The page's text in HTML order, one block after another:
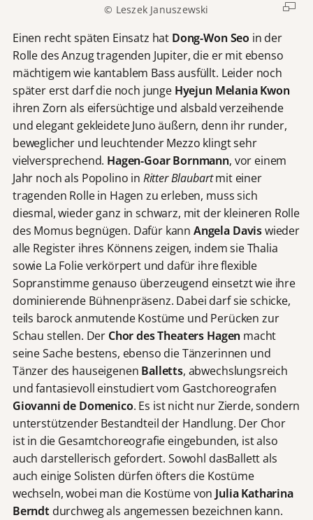
© Leszek Januszewski
Einen recht späten Einsatz hat Dong-Won Seo in der
Rolle des Anzug tragenden Jupiter, die er mit ebenso
mächtigem wie kantablem Bass ausfüllt. Leider noch
später erst darf die noch junge Hyejun Melania Kwon
ihren Zorn als eifersüchtige und alsbald verzeihende
und elegant gekleidete Juno äußern, denn ihr runder,
beweglicher und leuchtender Mezzo klingt sehr
vielversprechend. Hagen-Goar Bornmann, vor einem
Jahr noch als Popolino in Ritter Blaubartmit einer
tragenden Rolle in Hagen zu erleben, muss sich
diesmal, wieder ganz in schwarz, mit der kleineren Rolle
des Momus begnügen. Dafür kann Angela Daviswieder
alle Register ihres Könnens zeigen, indem sie Thalia
sowie La Folie verkörpert und dafür ihre flexible
Sopranstimme genauso überzeugend einsetzt wie ihre
dominierende Bühnenpräsenz. Dabei darf sie schicke,
teils barock anmutende Kostüme und Perücken zur
Schau stellen. Der Chor des Theaters Hagen macht
seine Sache bestens, ebenso die Tänzerinnen und
Tänzer des hauseigenen Balletts, abwechslungsreich
und fantasievoll einstudiert vom Gastchoreografen
Giovanni de Domenico. Es ist nicht nur Zierde, sondern
unterstützender Bestandteil der Handlung. Der Chor
ist in die Gesamtchoreografie eingebunden, ist also
auch darstellerisch gefordert. Sowohl dasBallett als
auch einige Solisten dürfen öfters die Kostüme
wechseln, wobei man die Kostüme von Julia Katharina
Berndtdurchweg als angemessen bezeichnen kann.